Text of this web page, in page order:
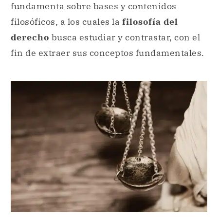
fundamenta sobre bases y contenidos
filosóficos, a los cuales la filosofía del
derecho busca estudiar y contrastar, con el
fin de extraer sus conceptos fundamentales.